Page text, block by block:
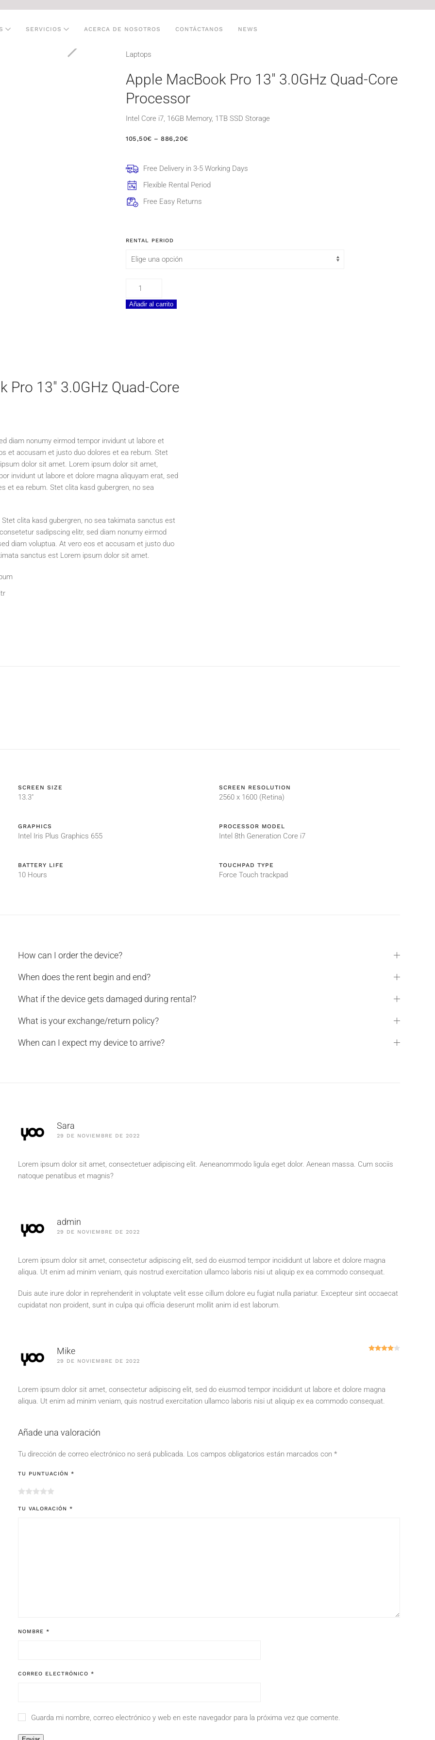
SERVICIOS ACERCA DE NOSOTROS CONTÁCTANOS NEWS
Laptops
Apple MacBook Pro 13″ 3.0GHz Quad-Core
Processor
Intel Core i7, 16GB Memory, 1TB SSD Storage
105,50€ – 886,20€RANGO
DESDE
HASTA
Free Delivery in 3-5 Working Days
Flexible Rental Period
Free Easy Returns
RENTAL PERIOD
Apple
Pro
Añadir al carrito
13″ 3.0GHz Quad-Core
diam nonumy eirmod tempor invidunt ut labore et
et accusam et justo duo dolores et ea rebum. Stet
dolor sit amet. Lorem ipsum dolor sit amet,
invidunt ut labore et dolore magna aliquyam erat, sed
et ea rebum. Stet clita kasd gubergren, no sea
clita kasd gubergren, no sea takimata sanctus est
sadipscing elitr, sed diam nonumy eirmod
diam voluptua. At vero eos et accusam et justo duo
sanctus est Lorem ipsum dolor sit amet.
SCREEN SIZE
13.3"
SCREEN RESOLUTION
2560 x 1600 (Retina)
GRAPHICS
Intel Iris Plus Graphics 655
PROCESSOR MODEL
Intel 8th Generation Core i7
BATTERY LIFE
10 Hours
TOUCHPAD TYPE
Force Touch trackpad
How can I order the device?
When does the rent begin and end?
What if the device gets damaged during rental?
What is your exchange/return policy?
When can I expect my device to arrive?
cliente
Sara
29 DE NOVIEMBRE DE 2022
Lorem ipsum dolor sit amet, consectetuer adipiscing elit. Aeneanommodo ligula eget dolor. Aenean massa. Cum sociis
natoque penatibus et magnis?
admin
29 DE NOVIEMBRE DE 2022
Lorem ipsum dolor sit amet, consectetur adipiscing elit, sed do eiusmod tempor incididunt ut labore et dolore magna
aliqua. Ut enim ad minim veniam, quis nostrud exercitation ullamco laboris nisi ut aliquip ex ea commodo consequat.
Duis aute irure dolor in reprehenderit in voluptate velit esse cillum dolore eu fugiat nulla pariatur. Excepteur sint occaecat
cupidatat non proident, sunt in culpa qui officia deserunt mollit anim id est laborum.
Mike
29 DE NOVIEMBRE DE 2022
Lorem ipsum dolor sit amet, consectetur adipiscing elit, sed do eiusmod tempor incididunt ut labore et dolore magna
aliqua. Ut enim ad minim veniam, quis nostrud exercitation ullamco laboris nisi ut aliquip ex ea commodo consequat.
Añade una valoración
Tu dirección de correo electrónico no será publicada. Los campos obligatorios están marcados con*
TU PUNTUACIÓN*
TU VALORACIÓN*
NOMBRE*
CORREO ELECTRÓNICO*
Guarda mi nombre, correo electrónico y web en este navegador para la próxima vez que comente.